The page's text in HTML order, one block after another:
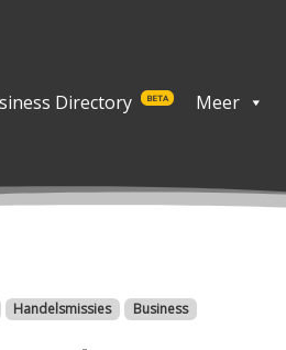
Directory BETA Meer
Handelsmissies Business